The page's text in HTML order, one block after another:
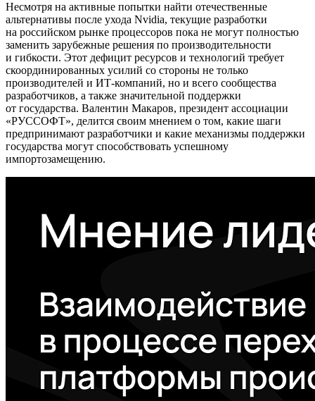
Несмотря на активные попытки найти отечественные
альтернативы после ухода Nvidia, текущие разработки
на российском рынке процессоров пока не могут полностью
заменить зарубежные решения по производительности
и гибкости. Этот дефицит ресурсов и технологий требует
скоординированных усилий со стороны не только
производителей и ИТ-компаний, но и всего сообщества
разработчиков, а также значительной поддержки
от государства. Валентин Макаров, президент ассоциации
«РУССОФТ», делится своим мнением о том, какие шаги
предпринимают разработчики и какие механизмы поддержки
государства могут способствовать успешному
импортозамещению.